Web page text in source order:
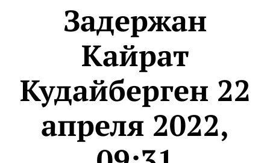
Задержан
Кайрат
Кудайберген 22
апреля 2022,